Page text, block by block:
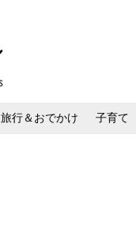
旅行＆おでかけ 子育て